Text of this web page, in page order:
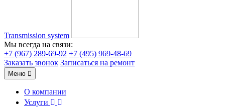
Transmission system
Мы всегда на связи:
+7 (967) 289-69-92 +7 (495) 969-48-69
Заказать звонок Записаться на ремонт
Меню
О компании
Услуги